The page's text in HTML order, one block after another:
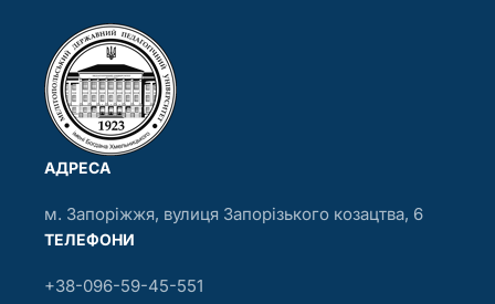
АДРЕСА
м. Запоріжжя, вулиця Запорізького козацтва, 6
ТЕЛЕФОНИ
+38-096-59-45-551